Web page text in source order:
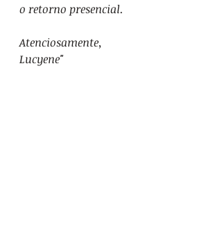
o retorno presencial.
Atenciosamente,
Lucyene"